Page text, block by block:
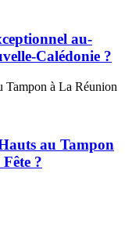
au-
Calédonie ?
au Tampon
?